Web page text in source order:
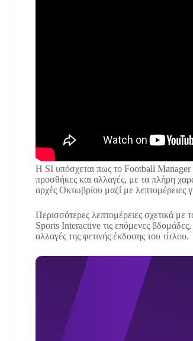
Η SI υπόσχεται πως το Football Manager
προσθήκες και αλλαγές, με τα πλήρη
αρχές Οκτωβρίου μαζί με λεπτομέρειες
Περισσότερες λεπτομέρειες σχετικά με
Sports Interactive τις επόμενες βδομάδες,
αλλαγές της φετινής έκδοσης του τίτλου.